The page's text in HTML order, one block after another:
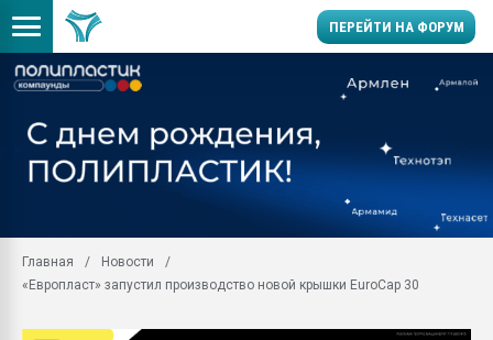
ПЕРЕЙТИ НА ФОРУМ
заводу пластмасс"
Главная
Новости
«Европласт» запустил производство новой крышки EuroCap 30